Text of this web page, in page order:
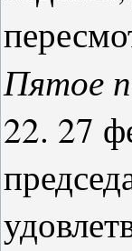
Пятое
22. 27